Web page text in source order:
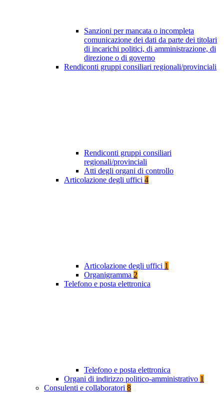
Sanzioni per mancata o incompleta
comunicazione dei dati da parte dei titolari
di incarichi politici, di amministrazione, di
direzione o di governo
Rendiconti gruppi consiliari regionali/provinciali
Rendiconti gruppi consiliari
regionali/provinciali
Atti degli organi di controllo
Articolazione degli uffici 4
Articolazione degli uffici 1
Organigramma 2
Telefono e posta elettronica
Telefono e posta elettronica
Organi di indirizzo politico-amministrativo 1
Consulenti e collaboratori 8